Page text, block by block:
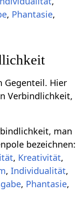
, Phantasie,
Gegenteil. Hier
Verbindlichkeit,
man
bezeichnen:
, Kreativität,
, Individualität,
, Phantasie,